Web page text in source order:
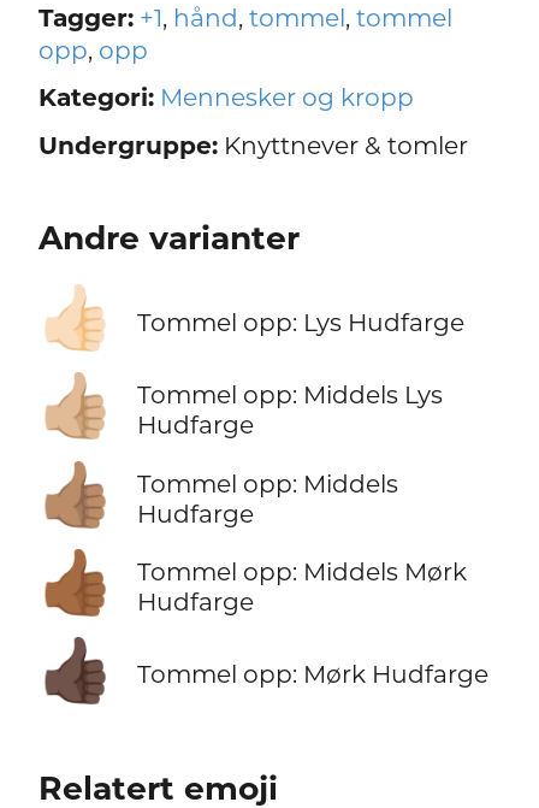
Tagger: +1, hånd, tommel, tommel
opp, opp
Kategori: Mennesker og kropp
Undergruppe:Knyttnever & tomler
Andre varianter
👍🏻 Tommel opp: Lys Hudfarge
👍🏼
Tommel opp: Middels Lys
Hudfarge
👍🏽
Tommel opp: Middels
Hudfarge
👍🏾
Tommel opp: Middels Mørk
Hudfarge
👍🏿 Tommel opp: Mørk Hudfarge
Relatert emoji